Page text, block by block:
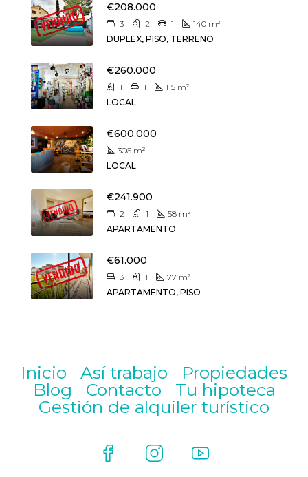
€208.000
3 2 1 140 m²
DUPLEX, PISO, TERRENO
€260.000
1 1 115 m²
LOCAL
€600.000
306 m²
LOCAL
€241.900
2 1 58 m²
APARTAMENTO
€61.000
3 1 77 m²
APARTAMENTO, PISO
Inicio Así trabajo
Propiedades
Blog
Contacto
Tu hipoteca
Gestión de alquiler turístico